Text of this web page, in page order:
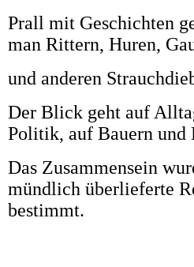
Prall mit Geschichten
man Rittern, Huren,
und anderen
Der Blick geht auf
Politik, auf Bauern und
Das Zusammensein
mündlich überlieferte
bestimmt.